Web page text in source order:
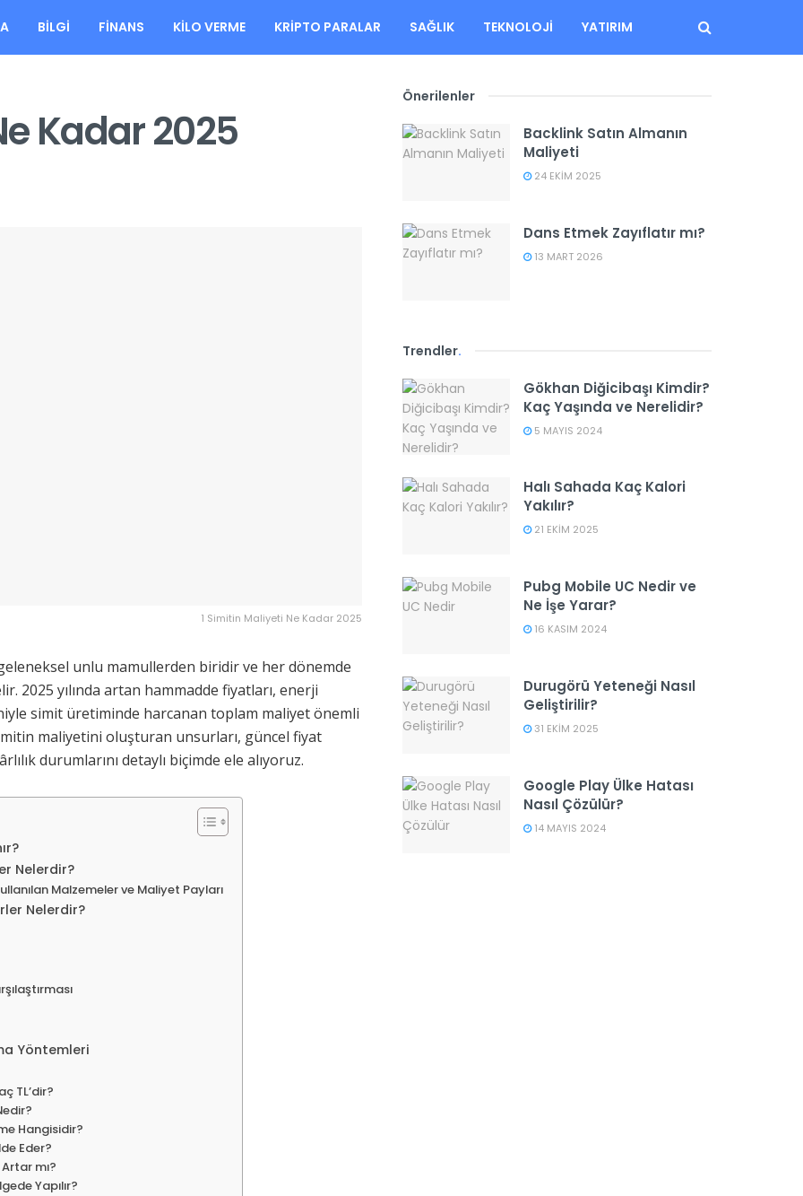
BILGI FINANS KILO VERME KRIPTO PARALAR SAĞLIK TEKNOLOJI YATIRIM
Kadar 2025
1 Simitin Maliyeti Ne Kadar 2025
unlu mamullerden biridir ve her dönemde
2025 yılında artan hammadde fiyatları, enerji
simit üretiminde harcanan toplam maliyet önemli
maliyetini oluşturan unsurları, güncel fiyat
durumlarını detaylı biçimde ele alıyoruz.
Nelerdir?
Malzemeler ve Maliyet Payları
Nelerdir?
Yöntemleri
TL’dir?
Hangisidir?
Eder?
mı?
Yapılır?
Önerilenler
Backlink Satın Almanın
Maliyeti
24 EKIM 2025
Dans Etmek Zayıflatır mı?
13 MART 2026
Trendler.
Gökhan Diğicibaşı Kimdir?
Kaç Yaşında ve Nerelidir?
5 MAYIS 2024
Halı Sahada Kaç Kalori
Yakılır?
21 EKIM 2025
Pubg Mobile UC Nedir ve
Ne İşe Yarar?
16 KASIM 2024
Durugörü Yeteneği Nasıl
Geliştirilir?
31 EKIM 2025
Google Play Ülke Hatası
Nasıl Çözülür?
14 MAYIS 2024